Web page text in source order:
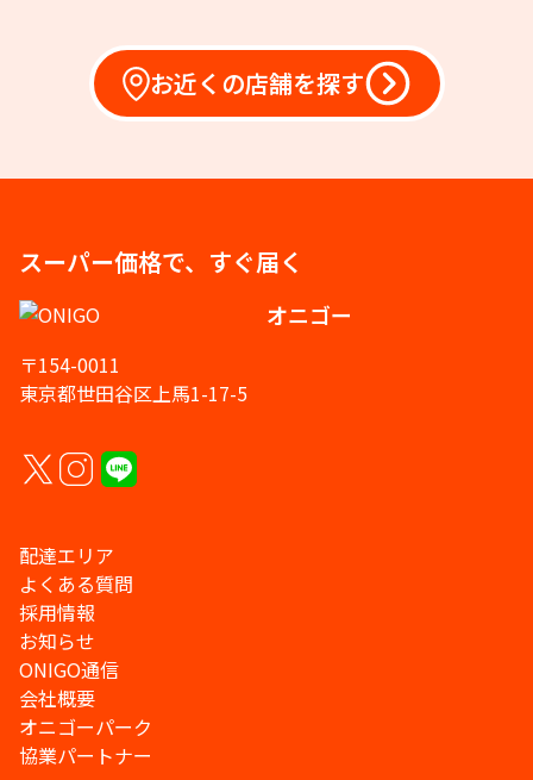
お近くの店舗を探す
スーパー価格で、すぐ届く
オニゴー
〒154-0011
東京都世田谷区上馬1-17-5
配達エリア
よくある質問
採用情報
お知らせ
ONIGO通信
会社概要
オニゴーパーク
協業パートナー